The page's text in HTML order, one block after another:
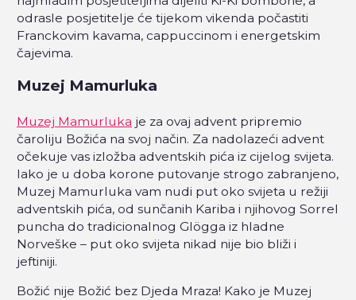
odrasle posjetitelje će tijekom vikenda počastiti
Franckovim kavama, cappuccinom i energetskim
čajevima.
Muzej Mamurluka
Muzej Mamurluka je za ovaj advent pripremio
čaroliju Božića na svoj način. Za nadolazeći advent
očekuje vas izložba adventskih pića iz cijelog svijeta.
Iako je u doba korone putovanje strogo zabranjeno,
Muzej Mamurluka vam nudi put oko svijeta u režiji
adventskih pića, od sunčanih Kariba i njihovog Sorrel
puncha do tradicionalnog Glögga iz hladne
Norveške – put oko svijeta nikad nije bio bliži i
jeftiniji.
Božić nije Božić bez Djeda Mraza! Kako je Muzej